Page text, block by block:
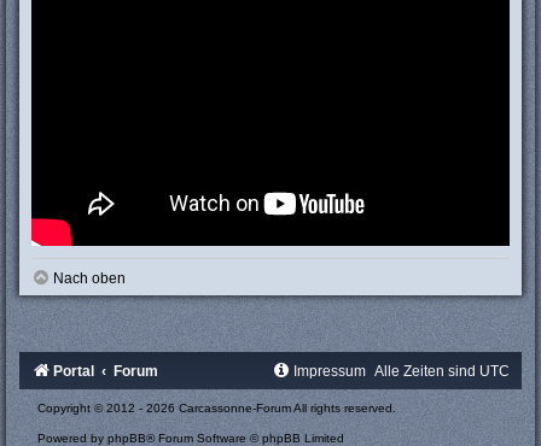
Nach oben
Portal Forum Alle Zeiten sind UTC
Impressum
Copyright © 2012 - 2026 Carcassonne-Forum All rights reserved.
Powered by phpBB® Forum Software © phpBB Limited